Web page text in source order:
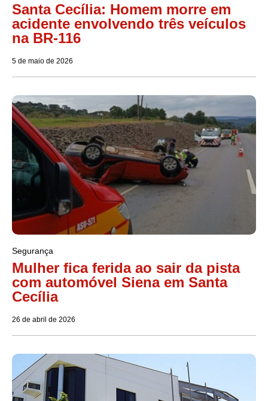
Santa Cecília: Homem morre em
acidente envolvendo três veículos
na BR-116
5 de maio de 2026
Segurança
Mulher fica ferida ao sair da pista
com automóvel Siena em Santa
Cecília
26 de abril de 2026